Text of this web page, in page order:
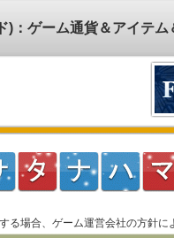
)：ゲーム通貨＆アイテ
る場合、ゲーム運営会社の方針